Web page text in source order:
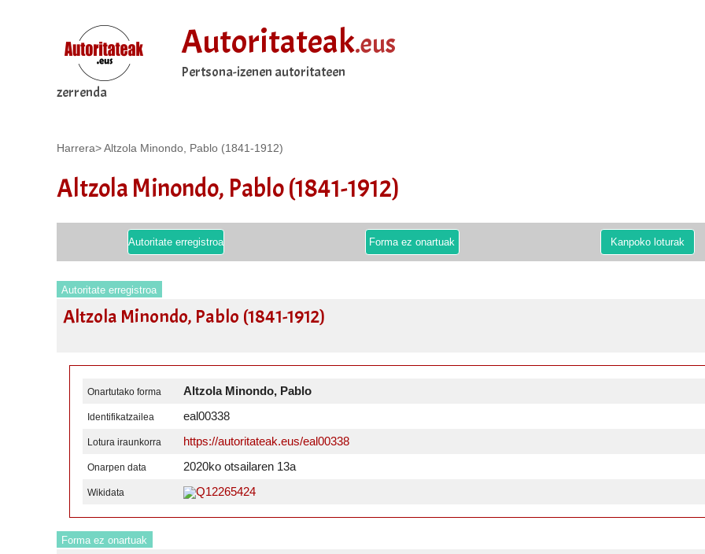
Autoritateak.eus
Pertsona-izenen autoritateen
zerrenda
Harrera>Altzola Minondo, Pablo (1841-1912)
Altzola Minondo, Pablo (1841-1912)
Autoritate erregistroa Forma ez onartuak Kanpoko loturak
Autoritate erregistroa
Altzola Minondo, Pablo (1841-1912)
Onartutako forma Altzola Minondo, Pablo
Identifikatzailea eal00338
Lotura iraunkorra https://autoritateak.eus/eal00338
Onarpen data 2020ko otsailaren 13a
Wikidata Q12265424
Forma ez onartuak